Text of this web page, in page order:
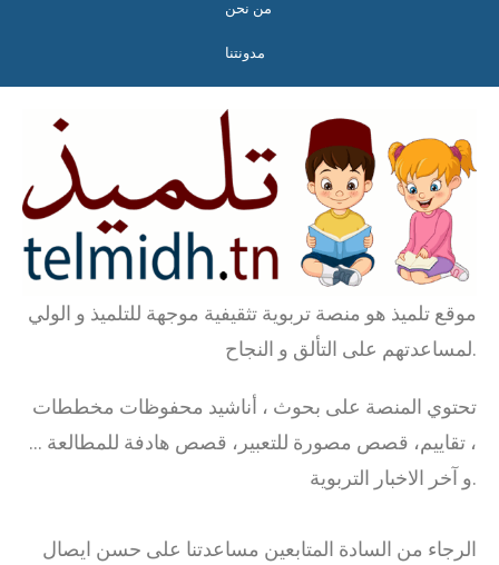
من نحن
مدونتنا
موقع تلميذ هو منصة تربوية تثقيفية موجهة للتلميذ و الولي
لمساعدتهم على التألق و النجاح.
تحتوي المنصة على بحوث ، أناشيد محفوظات مخططات
، تقاييم، قصص مصورة للتعبير، قصص هادفة للمطالعة …
و آخر الاخبار التربوية.
الرجاء من السادة المتابعين مساعدتنا على حسن ايصال